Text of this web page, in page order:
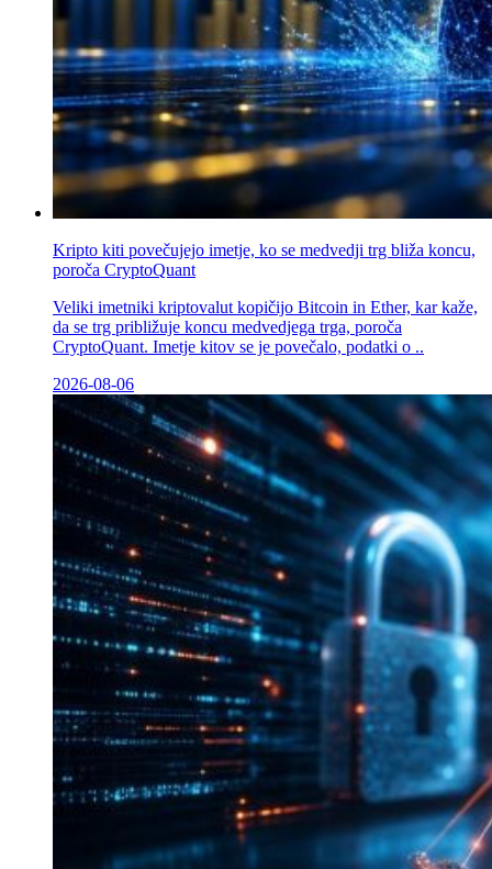
Kripto kiti povečujejo imetje, ko se medvedji trg bliža koncu,
poroča CryptoQuant
Veliki imetniki kriptovalut kopičijo Bitcoin in Ether, kar kaže,
da se trg približuje koncu medvedjega trga, poroča
CryptoQuant. Imetje kitov se je povečalo, podatki o ..
2026-08-06